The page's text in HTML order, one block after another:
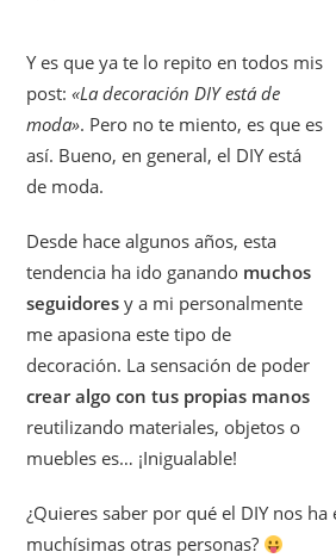
Y es que ya te lo repito en todos mis
post:«La decoración DIY está de
moda». Pero no te miento, es que es
así. Bueno, en general, el DIY está
de moda.
Desde hace algunos años, esta
tendencia ha ido ganando muchos
seguidores y a mi personalmente
me apasiona este tipo de
decoración. La sensación de poder
crear algo con tus propias manos
reutilizando materiales, objetos o
muebles es… ¡Inigualable!
¿Quieres saber por qué el DIY nos
muchísimas otras personas?